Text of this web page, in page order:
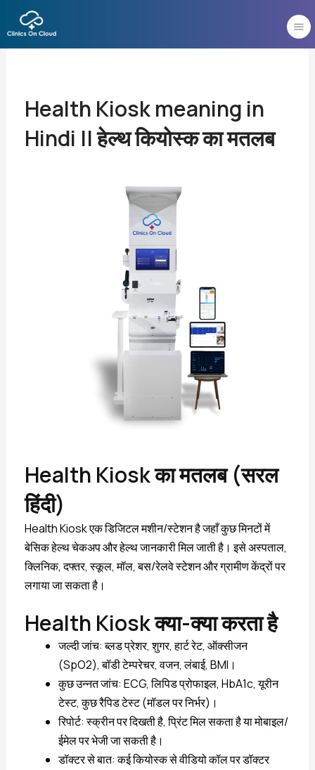
to
content
Health Kiosk meaning in
Hindi || हेल्थ कियोस्क का मतलब
Health Kiosk का मतलब (सरल
हिंदी)
Health Kiosk एक डिजिटल मशीन/स्टेशन है जहाँ कुछ मिनटों में
बेसिक हेल्थ चेकअप और हेल्थ जानकारी मिल जाती है। इसे अस्पताल,
क्लिनिक, दफ्तर, स्कूल, मॉल, बस/रेलवे स्टेशन और ग्रामीण केंद्रों पर
लगाया जा सकता है।
Health Kiosk क्या-क्या करता है
जल्दी जांच: ब्लड प्रेशर, शुगर, हार्ट रेट, ऑक्सीजन
(SpO2), बॉडी टेम्परेचर, वजन, लंबाई, BMI।
कुछ उन्नत जांच: ECG, लिपिड प्रोफाइल, HbA1c, यूरीन
टेस्ट, कुछ रैपिड टेस्ट (मॉडल पर निर्भर)।
रिपोर्ट: स्क्रीन पर दिखती है, प्रिंट मिल सकता है या मोबाइल/
ईमेल पर भेजी जा सकती है।
डॉक्टर से बात: कई कियोस्क से वीडियो कॉल पर डॉक्टर